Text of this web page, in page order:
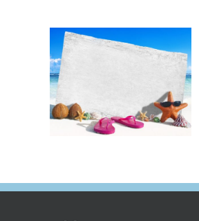
Conférence « Suis-je
légitime ? Le syndrome
de l’imposteur chez les
professionnel.les
signant.es »